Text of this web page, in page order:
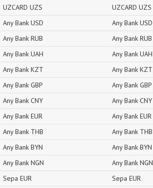
UZCARD UZS
Any Bank USD
Any Bank RUB
Any Bank UAH
Any Bank KZT
Any Bank GBP
Any Bank CNY
Any Bank EUR
Any Bank THB
Any Bank BYN
Any Bank NGN
Sepa EUR
UZCARD UZS
Any Bank USD
Any Bank RUB
Any Bank UAH
Any Bank KZT
Any Bank GBP
Any Bank CNY
Any Bank EUR
Any Bank THB
Any Bank BYN
Any Bank NGN
Sepa EUR